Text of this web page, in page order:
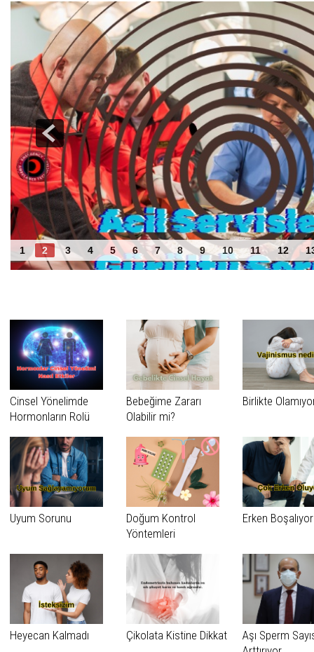
1 2 3 4 5 6 7 8 9 10 11 12
Acil Servislerde Gürültü Sorunu
Cinsel Yönelimde
Hormonların Rolü
Bebeğime Zararı
Olabilir mi?
Birlikte
Uyum Sorunu
Doğum Kontrol
Yöntemleri
Erken
Heyecan Kalmadı Çikolata Kistine Dikkat
Aşı Sperm